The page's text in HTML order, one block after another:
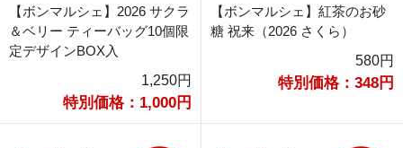
【ボンマルシェ】2026 サクラ
＆ベリー ティーバッグ10個限
定デザインBOX入
1,250円
特別価格：1,000円
【ボンマルシェ】紅茶のお砂
糖 祝来（2026 さくら）
580円
特別価格：348円